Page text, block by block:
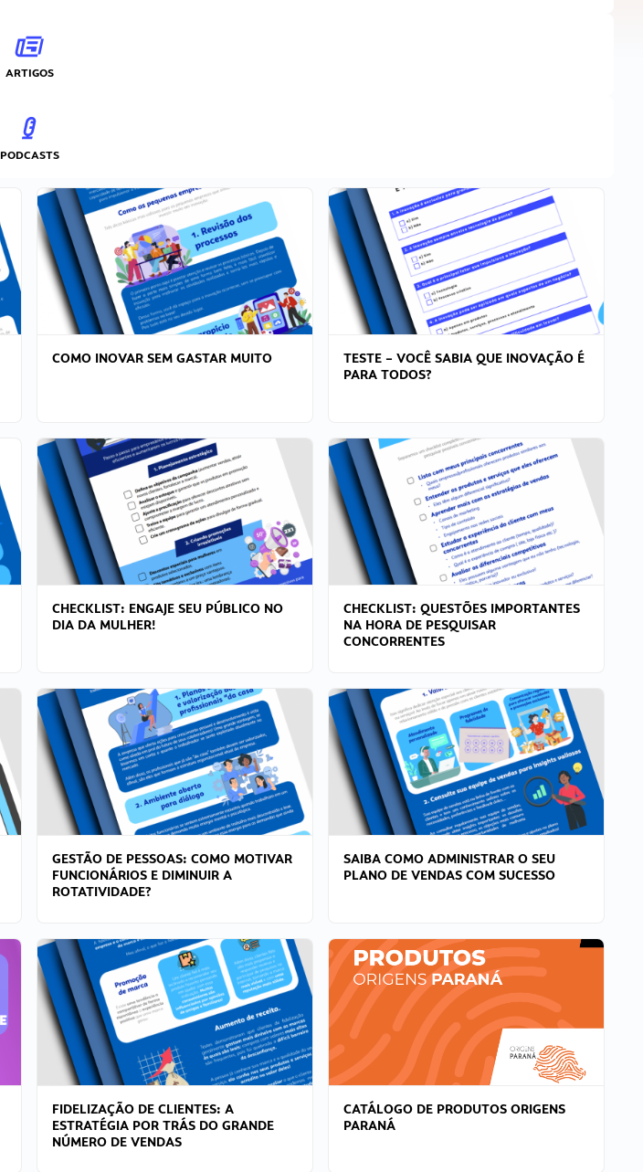
ARTIGOS
PODCASTS
COMO INOVAR SEM GASTAR MUITO
TESTE – VOCÊ SABIA QUE INOVAÇÃO É
PARA TODOS?
CHECKLIST: ENGAJE SEU PÚBLICO NO
DIA DA MULHER!
CHECKLIST: QUESTÕES IMPORTANTES
NA HORA DE PESQUISAR
CONCORRENTES
GESTÃO DE PESSOAS: COMO MOTIVAR
FUNCIONÁRIOS E DIMINUIR A
ROTATIVIDADE?
SAIBA COMO ADMINISTRAR O SEU
PLANO DE VENDAS COM SUCESSO
FIDELIZAÇÃO DE CLIENTES: A
ESTRATÉGIA POR TRÁS DO GRANDE
NÚMERO DE VENDAS
CATÁLOGO DE PRODUTOS ORIGENS
PARANÁ